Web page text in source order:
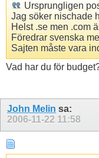
Ursprungligen
Jag söker nischade
Helst .se men .com
Föredrar svenska
Sajten måste vara
Vad har du för
John Melin sa:
2006-11-22 11:58